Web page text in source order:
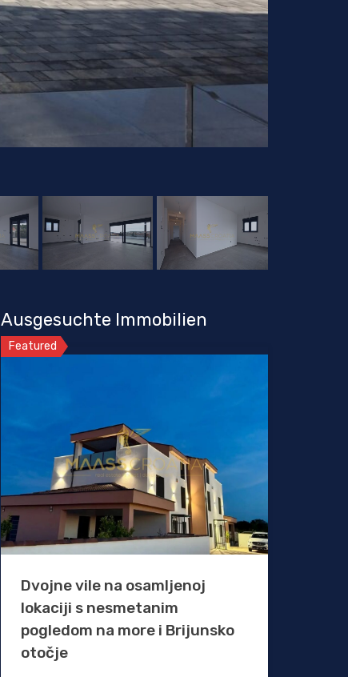
Ausgesuchte Immobilien
Featured
Dvojne vile na osamljenoj
lokaciji s nesmetanim
pogledom na more i Brijunsko
otočje